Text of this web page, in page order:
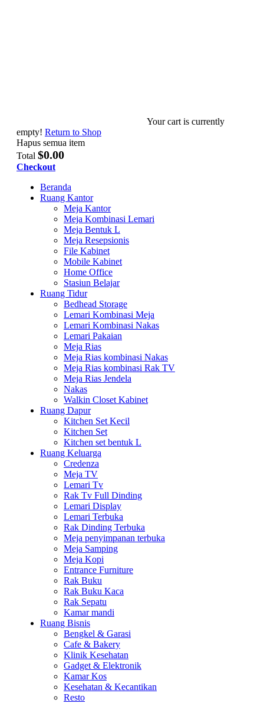
Your cart is currently
empty! Return to Shop
Hapus semua item
Total $0.00
Checkout
Beranda
Ruang Kantor
Meja Kantor
Meja Kombinasi Lemari
Meja Bentuk L
Meja Resepsionis
File Kabinet
Mobile Kabinet
Home Office
Stasiun Belajar
Ruang Tidur
Bedhead Storage
Lemari Kombinasi Meja
Lemari Kombinasi Nakas
Lemari Pakaian
Meja Rias
Meja Rias kombinasi Nakas
Meja Rias kombinasi Rak TV
Meja Rias Jendela
Nakas
Walkin Closet Kabinet
Ruang Dapur
Kitchen Set Kecil
Kitchen Set
Kitchen set bentuk L
Ruang Keluarga
Credenza
Meja TV
Lemari Tv
Rak Tv Full Dinding
Lemari Display
Lemari Terbuka
Rak Dinding Terbuka
Meja penyimpanan terbuka
Meja Samping
Meja Kopi
Entrance Furniture
Rak Buku
Rak Buku Kaca
Rak Sepatu
Kamar mandi
Ruang Bisnis
Bengkel & Garasi
Cafe & Bakery
Klinik Kesehatan
Gadget & Elektronik
Kamar Kos
Kesehatan & Kecantikan
Resto